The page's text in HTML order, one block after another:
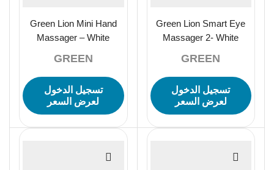
Green Lion Smart Eye
Massager 2- White
GREEN
تسجيل الدخول
لعرض السعر
Green Lion Mini Hand
Massager – White
GREEN
تسجيل الدخول
لعرض السعر